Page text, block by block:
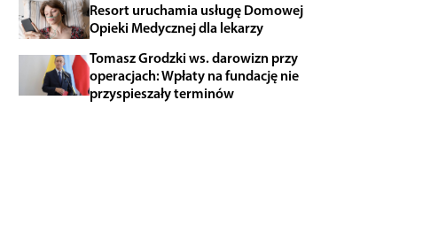
Resort uruchamia usługę Domowej
Opieki Medycznej dla lekarzy
Tomasz Grodzki ws. darowizn przy
operacjach: Wpłaty na fundację nie
przyspieszały terminów